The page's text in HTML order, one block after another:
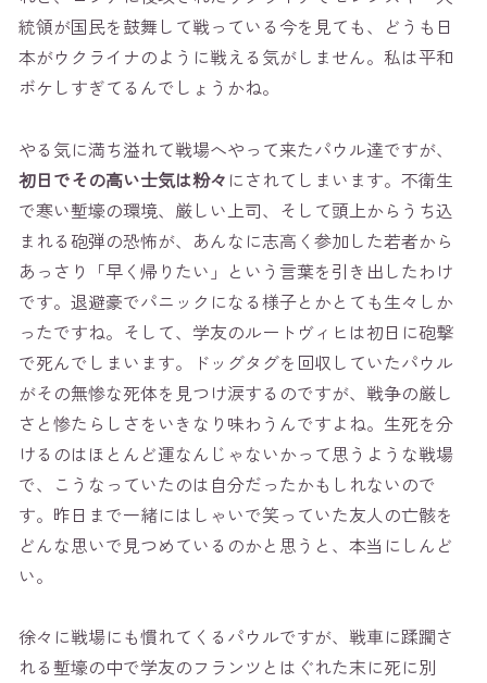
統領が国民を鼓舞して戦っている今を見ても、どうも日
本がウクライナのように戦える気がしません。私は平和
ボケしすぎてるんでしょうかね。
やる気に満ち溢れて戦場へやって来たパウル達ですが、
初日でその高い士気は粉々 にされてしまいます。不衛生
で寒い塹壕の環境、厳しい上司、そして頭上からうち込
まれる砲弾の恐怖が、あんなに志高く参加した若者から
あっさり「早く帰りたい」という言葉を引き出したわけ
です。退避豪でパニックになる様子とかとても生々しか
ったですね。そして、学友のルートヴィヒは初日に砲撃
で死んでしまいます。ドッグタグを回収していたパウル
がその無惨な死体を見つけ涙するのですが、戦争の厳し
さと惨たらしさをいきなり味わうんですよね。生死を分
けるのはほとんど運なんじゃないかって思うような戦場
で、こうなっていたのは自分だったかもしれないので
す。昨日まで一緒にはしゃいで笑っていた友人の亡骸を
どんな思いで見つめているのかと思うと、本当にしんど
い。
徐々に戦場にも慣れてくるパウルですが、戦車に蹂躙さ
れる塹壕の中で学友のフランツとはぐれた末に死に別